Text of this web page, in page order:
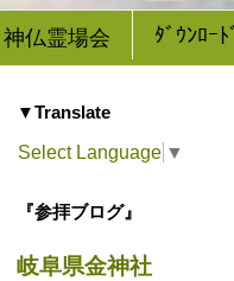
神仏霊場会 ﾀﾞｳﾝﾛｰﾄﾞ
▼Translate
Select Language ▼
『参拝ブログ』
岐阜県金神社